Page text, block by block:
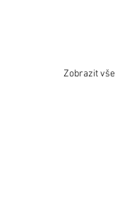
Zobrazit vše